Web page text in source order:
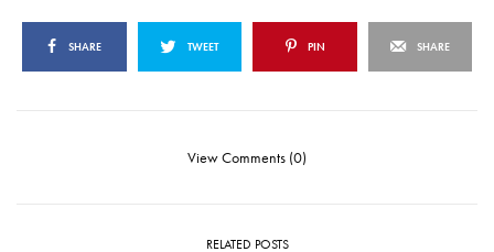
SHARE TWEET PIN SHARE
View Comments (0)
RELATED POSTS